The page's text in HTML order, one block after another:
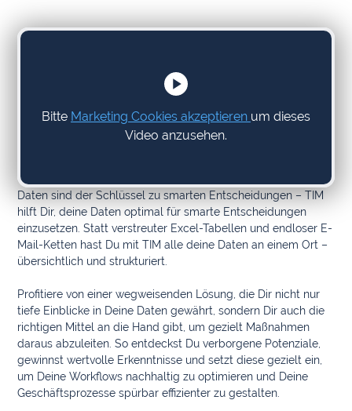
Bitte Marketing Cookies akzeptieren um dieses
Video anzusehen.
Daten sind der Schlüssel zu smarten Entscheidungen – TIM
hilft Dir, deine Daten optimal für smarte Entscheidungen
einzusetzen. Statt verstreuter Excel-Tabellen und endloser E-
Mail-Ketten hast Du mit TIM alle deine Daten an einem Ort –
übersichtlich und strukturiert.
Profitiere von einer wegweisenden Lösung, die Dir nicht nur
tiefe Einblicke in Deine Daten gewährt, sondern Dir auch die
richtigen Mittel an die Hand gibt, um gezielt Maßnahmen
daraus abzuleiten. So entdeckst Du verborgene Potenziale,
gewinnst wertvolle Erkenntnisse und setzt diese gezielt ein,
um Deine Workflows nachhaltig zu optimieren und Deine
Geschäftsprozesse spürbar effizienter zu gestalten.